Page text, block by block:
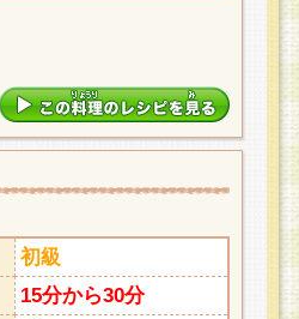
初級
15分から30分